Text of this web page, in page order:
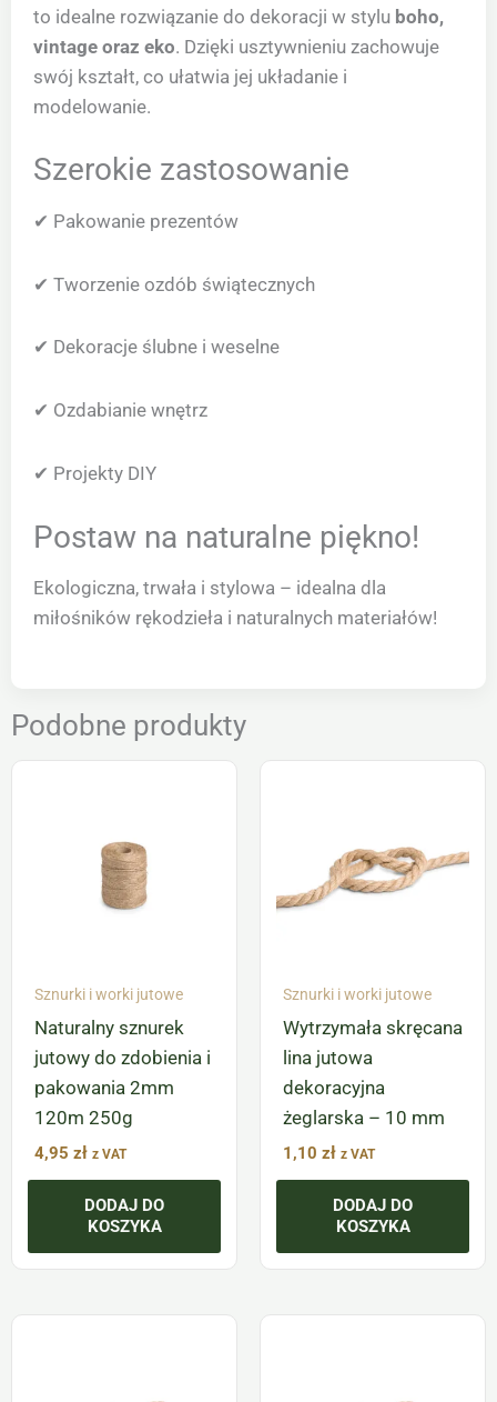
to idealne rozwiązanie do dekoracji w stylu boho,
vintage oraz eko. Dzięki usztywnieniu zachowuje
swój kształt, co ułatwia jej układanie i
modelowanie.
Szerokie zastosowanie
✔ Pakowanie prezentów
✔ Tworzenie ozdób świątecznych
✔ Dekoracje ślubne i weselne
✔ Ozdabianie wnętrz
✔ Projekty DIY
Postaw na naturalne piękno!
Ekologiczna, trwała i stylowa – idealna dla
miłośników rękodzieła i naturalnych materiałów!
Podobne produkty
Sznurki i worki jutowe
Naturalny sznurek
jutowy do zdobienia i
pakowania 2mm
120m 250g
4,95 zł z VAT
DODAJ DO
KOSZYKA
Sznurki i worki jutowe
Wytrzymała skręcana
lina jutowa
dekoracyjna
żeglarska – 10 mm
1,10 zł z VAT
DODAJ DO
KOSZYKA